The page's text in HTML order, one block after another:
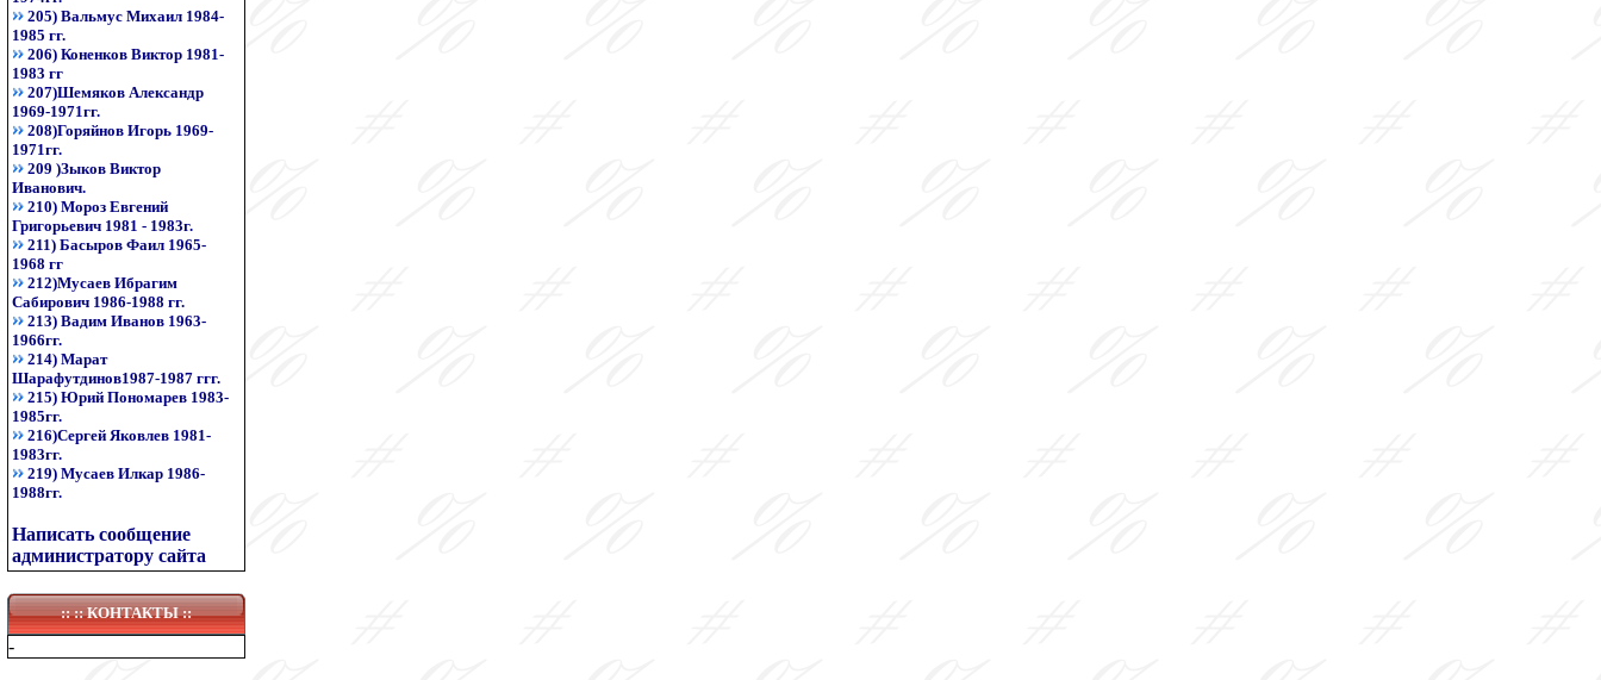
205) Вальмус Михаил 1984-
1985 гг.
206) Коненков Виктор 1981-
1983 гг
207)Шемяков Александр
1969-1971гг.
208)Горяйнов Игорь 1969-
1971гг.
209 )Зыков Виктор
Иванович.
210) Мороз Евгений
Григорьевич 1981 - 1983г.
211) Басыров Фаил 1965-
1968 гг
212)Мусаев Ибрагим
Сабирович 1986-1988 гг.
213) Вадим Иванов 1963-
1966гг.
214) Марат
Шарафутдинов1987-1987 ггг.
215) Юрий Пономарев 1983-
1985гг.
216)Сергей Яковлев 1981-
1983гг.
219) Мусаев Илкар 1986-
1988гг.
Написать сообщение
администратору сайта
:: ::КОНТАКТЫ::
-